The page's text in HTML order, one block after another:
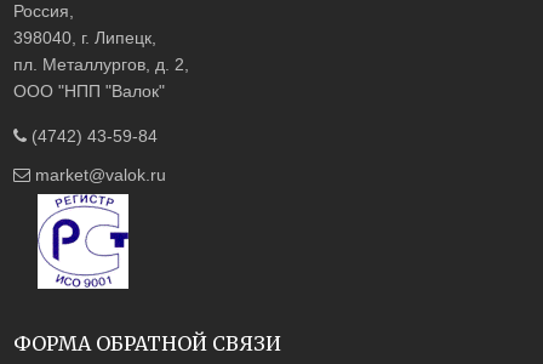
Россия,
398040, г. Липецк,
пл. Металлургов, д. 2,
ООО "НПП "Валок"
(4742) 43-59-84
market@valok.ru
ФОРМА ОБРАТНОЙ СВЯЗИ